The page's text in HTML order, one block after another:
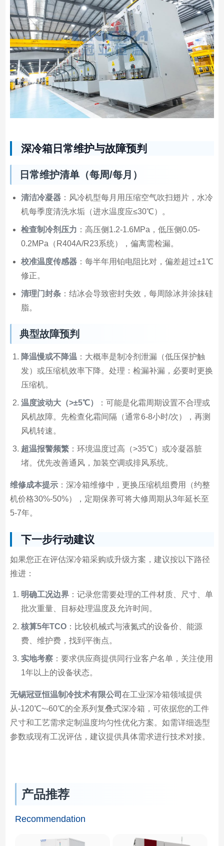
深冷箱日常维护与故障预判
日常维护清单（每周/每月）
清洁冷凝器：风冷机型每月用压缩空气吹扫翅片，水冷
机每季度清洗水垢（进水温度应≤30℃）。
检查制冷剂压力 ：高压侧1.2-1.6MPa，低压侧0.05-
0.2MPa（R404A/R23系统），偏离需检漏。
校准温度传感器：每半年用铂电阻比对，偏差超过±1℃
修正。
清理门封条：结冰会导致密封失效，每周除冰并涂抹硅
脂。
典型故障预判
降温慢或不降温 ：大概率是制冷剂泄漏（低压保护触
发）或压缩机效率下降。处理：检漏补漏，必要时更换
压缩机。
温度波动大（>±5℃）
：可能是化霜周期设置不合理或
风机故障。先检查化霜间隔（通常6-8小时/次），再测
风机转速。
超温报警频繁：环境温度过高（>35℃）或冷凝器脏
堵。优先改善通风，加装空调或排风系统。
维修成本提示：深冷箱维修中，更换压缩机组费用（约整
机价格30%-50%），定期保养可将大修周期从3年延长至
5-7年。
下一步行动建议
如果您正在评估深冷箱采购或升级方案，建议按以下路径
推进：
明确工况边界：记录您需要处理的工件材质、尺寸、单
批次重量、目标处理温度及允许时间。
核算5年TCO：比较机械式与液氮式的设备价、能源
费、维护费，找到平衡点。
实地考察：要求供应商提供同行业客户名单，关注使用
1年以上的设备状态。
无锡冠亚恒温制冷技术有限公司 在工业深冷箱领域提供
从-120℃~-60℃的全系列复叠式深冷箱，可依据您的工件
尺寸和工艺需求定制温度均匀性优化方案。如需详细选型
参数或现有工况评估，建议提供具体需求进行技术对接。
产品推荐
Recommendation